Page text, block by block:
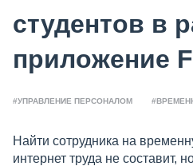
студентов в
приложение
#УПРАВЛЕНИЕ ПЕРСОНАЛОМ
Найти сотрудника на
интернет труда не составит,